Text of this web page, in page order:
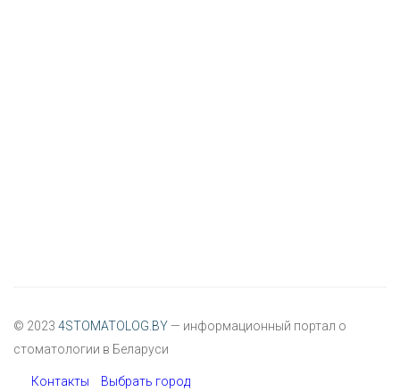
© 2023 4STOMATOLOG.BY — информационный портал о
стоматологии в Беларуси
Контакты Выбрать город